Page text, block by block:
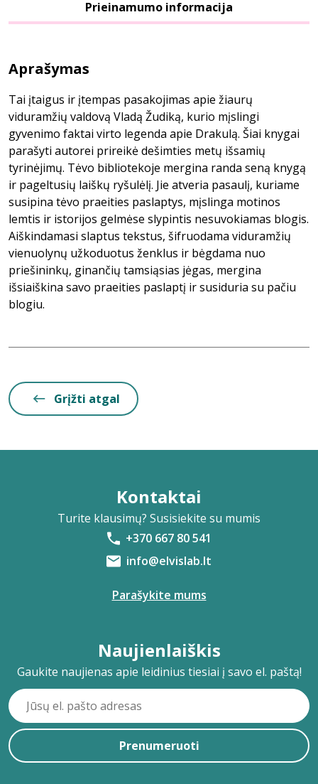
Prieinamumo informacija
Aprašymas
Tai įtaigus ir įtempas pasakojimas apie žiaurų
viduramžių valdovą Vladą Žudiką, kurio mįslingi
gyvenimo faktai virto legenda apie Drakulą. Šiai knygai
parašyti autorei prireikė dešimties metų išsamių
tyrinėjimų. Tėvo bibliotekoje mergina randa seną knygą
ir pageltusių laiškų ryšulėlį. Jie atveria pasaulį, kuriame
susipina tėvo praeities paslaptys, mįslinga motinos
lemtis ir istorijos gelmėse slypintis nesuvokiamas blogis.
Aiškindamasi slaptus tekstus, šifruodama viduramžių
vienuolynų užkoduotus ženklus ir bėgdama nuo
priešininkų, ginančių tamsiąsias jėgas, mergina
išsiaiškina savo praeities paslaptį ir susiduria su pačiu
blogiu.
Grįžti atgal
Kontaktai
Turite klausimų? Susisiekite su mumis
+370 667 80 541
info@elvislab.lt
Parašykite mums
Naujienlaiškis
Gaukite naujienas apie leidinius tiesiai į savo el. paštą!
Prenumeruoti